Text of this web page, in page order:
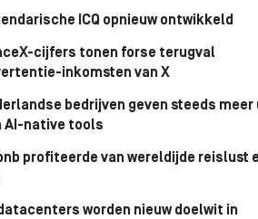
ICQ opnieuw ontwikkeld
cijfers tonen forse terugval
inkomsten van X
bedrijven geven steeds meer
AI-native tools
profiteerde van wereldijde reislust
worden nieuw doelwit in